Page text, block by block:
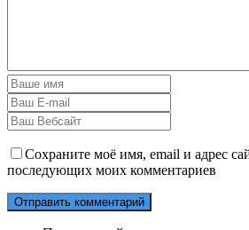
Сохраните моё имя, email и адрес
последующих моих комментариев